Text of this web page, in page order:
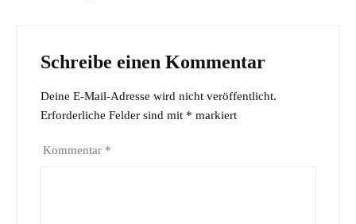
Schreibe einen Kommentar
Deine E-Mail-Adresse wird nicht veröffentlicht.
Erforderliche Felder sind mit * markiert
Kommentar *